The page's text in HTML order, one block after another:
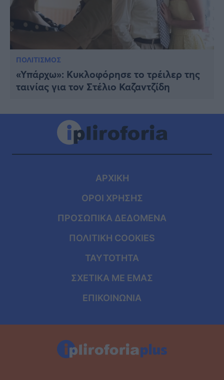
ΠΟΛΙΤΙΣΜΟΣ
«Υπάρχω»: Κυκλοφόρησε το τρέιλερ της
ταινίας για τον Στέλιο Καζαντζίδη
ΑΡΧΙΚΗ
ΟΡΟΙ ΧΡΗΣΗΣ
ΠΡΟΣΩΠΙΚΑ ΔΕΔΟΜΕΝΑ
ΠΟΛΙΤΙΚΗ COOKIES
ΤΑΥΤΟΤΗΤΑ
ΣΧΕΤΙΚΑ ΜΕ ΕΜΑΣ
ΕΠΙΚΟΙΝΩΝΙΑ